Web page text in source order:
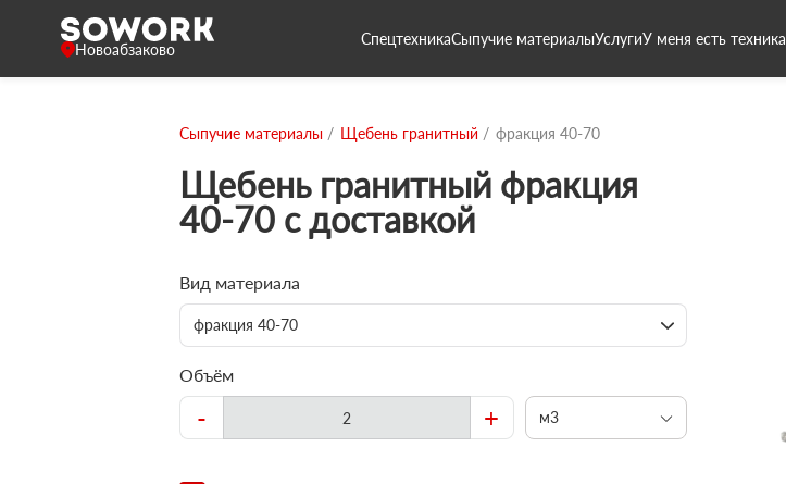
Новоабзаково
СпецтехникаСыпучие материалыУслугиУ меня есть техника
Сыпучие материалы Щебень гранитный фракция 40-70
Щебень гранитный фракция
40-70 с доставкой
Вид материала
фракция 40-70
Объём
- + м3